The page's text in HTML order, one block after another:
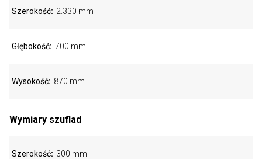
Szerokość 2.330 mm
Głębokość 700 mm
Wysokość 870 mm
Wymiary szuflad
Szerokość 300 mm